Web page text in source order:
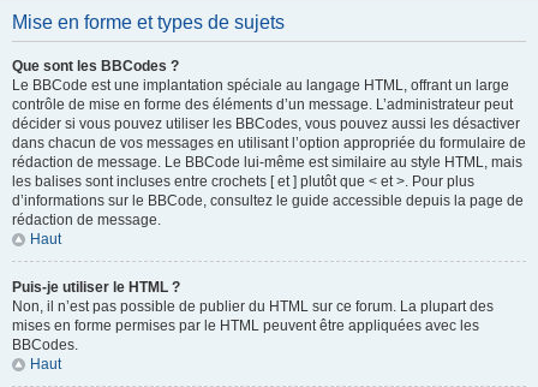
Mise en forme et types de sujets
Que sont les BBCodes ?
Le BBCode est une implantation spéciale au langage HTML, offrant un large
contrôle de mise en forme des éléments d’un message. L’administrateur peut
décider si vous pouvez utiliser les BBCodes, vous pouvez aussi les désactiver
dans chacun de vos messages en utilisant l’option appropriée du formulaire de
rédaction de message. Le BBCode lui-même est similaire au style HTML, mais
les balises sont incluses entre crochets [ et ] plutôt que < et >. Pour plus
d’informations sur le BBCode, consultez le guide accessible depuis la page de
rédaction de message.
Haut
Puis-je utiliser le HTML ?
Non, il n’est pas possible de publier du HTML sur ce forum. La plupart des
mises en forme permises par le HTML peuvent être appliquées avec les
BBCodes.
Haut